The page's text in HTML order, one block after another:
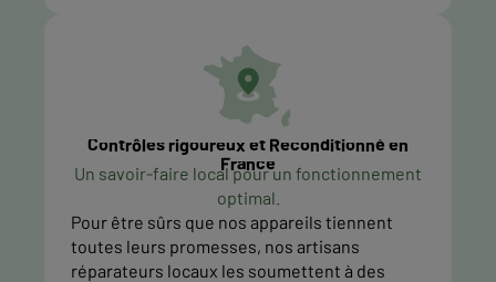
Contrôles rigoureux et Reconditionné en
France
Un savoir-faire local pour un fonctionnement
optimal.
Pour être sûrs que nos appareils tiennent
toutes leurs promesses, nos artisans
réparateurs locaux les soumettent à des